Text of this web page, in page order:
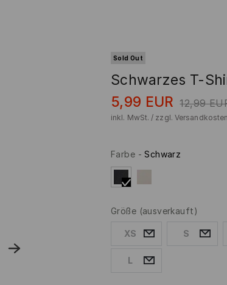
Sold Out
Schwarzes T-
5,99 EUR 12,99
inkl. MwSt. / zzgl. Versandkosten
Farbe - Schwarz
Größe (ausverkauft)
XS S
L